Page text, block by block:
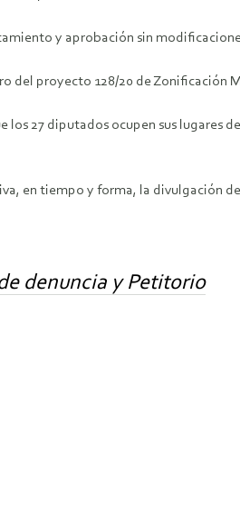
y aprobación sin
del proyecto 128/20 de Zonificación
los 27 diputados ocupen sus lugares
en tiempo y forma, la divulgación
denuncia y Petitorio